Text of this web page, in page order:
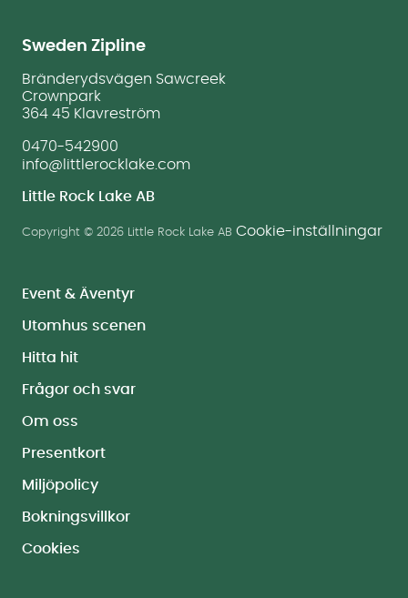
Sweden Zipline
Bränderydsvägen Sawcreek
Crownpark
364 45 Klavreström
0470-542900
info@littlerocklake.com
Little Rock Lake AB
Copyright © 2026 Little Rock Lake AB Cookie-inställningar
Event & Äventyr
Utomhus scenen
Hitta hit
Frågor och svar
Om oss
Presentkort
Miljöpolicy
Bokningsvillkor
Cookies